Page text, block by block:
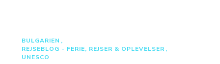
BULGARIEN
REJSEBLOG - FERIE, REJSER & OPLEVELSER
UNESCO